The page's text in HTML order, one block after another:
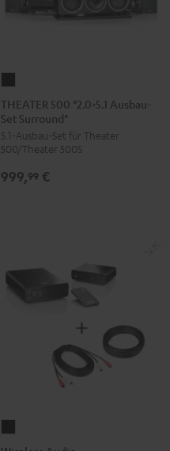
500
"2.0>5.1
Ausbau-
Set
Surround"
THEATER 500 "2.0>5.1 Ausbau-
Set Surround"
5.1-Ausbau-Set für Theater
500/Theater 500S
999,99 €
Audio